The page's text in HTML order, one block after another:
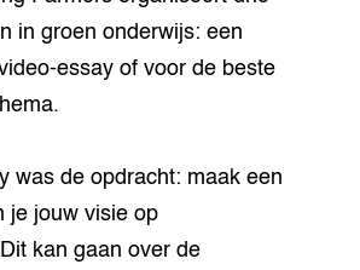
in groen onderwijs: een
essay of voor de beste
was de opdracht: maak een
je jouw visie op
kan gaan over de